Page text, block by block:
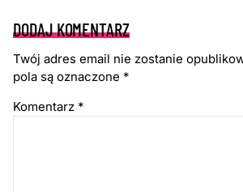
DODAJ KOMENTARZ
Twój adres email nie zostanie
pola są oznaczone *
Komentarz *